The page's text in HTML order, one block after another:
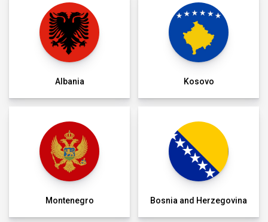
Albania Kosovo
Montenegro Bosnia and Herzegovina